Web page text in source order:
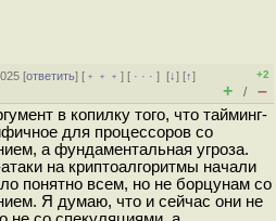
[ответить] [ ﹢﹢﹢] [ · · ·][↓] [↑]
+2
+ / –
в копилку того, что тайминг-
для процессоров со
а фундаментальная угроза.
на криптоалгоритмы начали
понятно всем, но не борцунам со
Я думаю, что и сейчас они не